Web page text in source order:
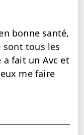
bonne santé,
sont tous les
fait un Avc et
me faire